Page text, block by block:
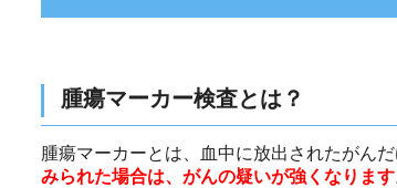
腫瘍マーカー検査とは？
腫瘍マーカーとは、血中に放出されたがん
みられた場合は、がんの疑いが強くなります